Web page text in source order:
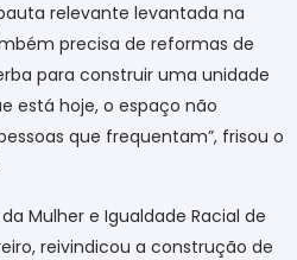
relevante levantada na
precisa de reformas de
para construir uma unidade
está hoje, o espaço não
que frequentam”, frisou o
Mulher e Igualdade Racial de
reivindicou a construção de